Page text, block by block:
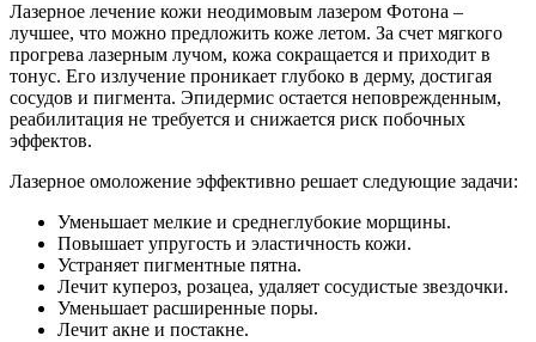
Лазерное лечение кожи неодимовым лазером Фотона –
лучшее, что можно предложить коже летом. За счет мягкого
прогрева лазерным лучом, кожа сокращается и приходит в
тонус. Его излучение проникает глубоко в дерму, достигая
сосудов и пигмента. Эпидермис остается неповрежденным,
реабилитация не требуется и снижается риск побочных
эффектов.
Лазерное омоложение эффективно решает следующие задачи:
Уменьшает мелкие и среднеглубокие морщины.
Повышает упругость и эластичность кожи.
Устраняет пигментные пятна.
Лечит купероз, розацеа, удаляет сосудистые звездочки.
Уменьшает расширенные поры.
Лечит акне и постакне.